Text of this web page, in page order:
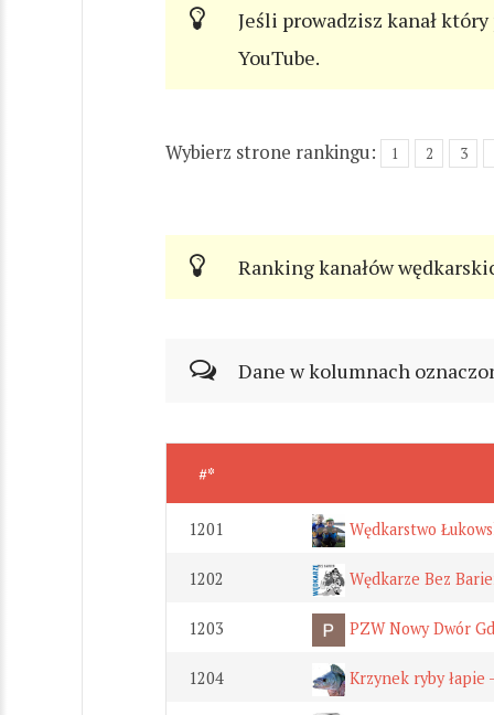
Jeśli prowadzisz kanał
YouTube.
Wybierz strone rankingu: 1 2 3
Ranking kanałów
Dane w kolumnach
#*
1201 Wędkarstwo
1202 Wędkarze Bez
1203 PZW Nowy Dwór
1204 Krzynek ryby łapie